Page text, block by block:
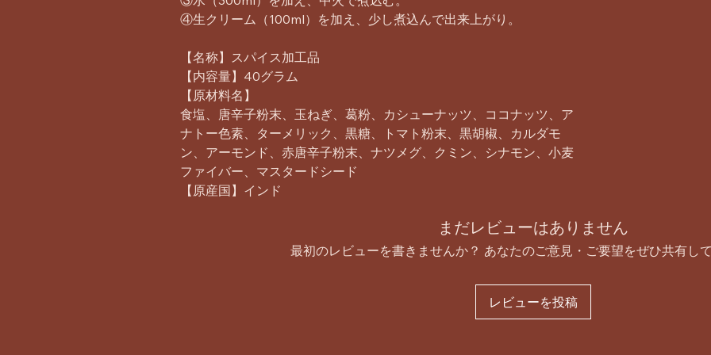
④生クリーム（100ml）を加え、少し煮込んで出来上がり。
【名称】スパイス加工品
【内容量】40グラム
【原材料名】
食塩、唐辛子粉末、玉ねぎ、葛粉、カシューナッツ、ココナッツ、ア
ナトー色素、ターメリック、黒糖、トマト粉末、黒胡椒、カルダモ
ン、アーモンド、赤唐辛子粉末、ナツメグ、クミン、シナモン、小麦
ファイバー、マスタードシード
【原産国】インド
まだレビューはありません
最初のレビューを書きませんか？ あなたのご意見・ご要望をぜひ共有して
レビューを投稿